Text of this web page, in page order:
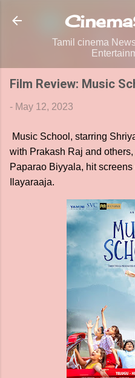
Skip to
Tamil cinema
Film Review: Music
- May 12, 2023
Music School, starring
with Prakash Raj and
Paparao Biyyala, hit
Ilayaraaja.